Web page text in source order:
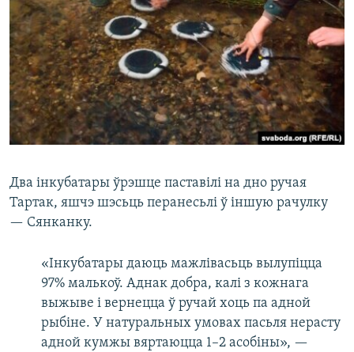
Два інкубатары ўрэшце паставілі на дно ручая
Тартак, яшчэ шэсьць перанесьлі ў іншую рачулку
— Сянканку.
«Інкубатары даюць мажлівасьць вылупіцца
97% малькоў. Аднак добра, калі з кожнага
выжыве і вернецца ў ручай хоць па адной
рыбіне. У натуральных умовах пасьля нерасту
адной кумжы вяртаюцца 1–2 асобіны», —